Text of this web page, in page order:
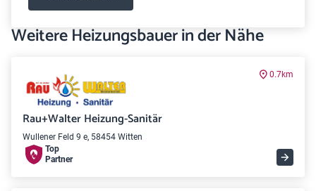
Weitere Heizungsbauer in der Nähe
0.7km
Rau+Walter Heizung-Sanitär
Wullener Feld 9 e, 58454 Witten
Top
Partner